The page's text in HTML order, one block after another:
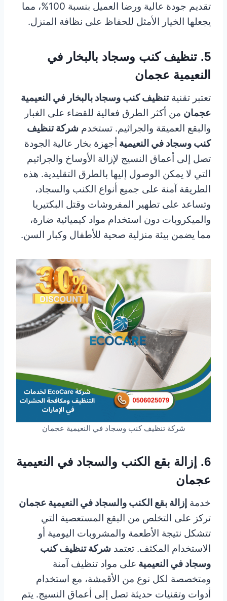
تقديم جودة عالية ورضا العميل بنسبة 100%، مما
يجعلها الخيار الأمثل للحفاظ على نظافة المنزل.
5. تنظيف كنب وسجاد بالبخار في
النعيمية عجمان
تعتبر تقنيةتنظيف كنب وسجاد بالبخار في النعيمية
عجمان من أكثر الطرق فعالية للقضاء على الغبار
والبقع العميقة والجراثيم. تستخدم شركة تنظيف
كنب وسجاد في النعيمية أجهزة بخار عالية الجودة
تصل إلى أعماق النسيج لإزالة الأوساخ والجراثيم
التي لا يمكن الوصول إليها بالطرق التقليدية. هذه
الطريقة آمنة على جميع أنواع الكنب والسجاد،
وتساعد على تطهير المفروشات وقتل البكتيريا
والميكروبات دون استخدام مواد كيميائية ضارة،
مما يضمن بيئة منزلية صحية للأطفال وكبار السن.
شركة تنظيف كنب وسجاد في النعيمية عجمان
6. إزالة بقع الكنب والسجاد في النعيمية
عجمان
خدمة إزالة بقع الكنب والسجاد في النعيمية عجمان
تركز على التخلص من البقع المستعصية التي
تتشكل نتيجة الأطعمة والمشروبات اليومية أو
الاستخدام المكثف. تعتمد شركة تنظيف كنب
وسجاد في النعيمية على مواد تنظيف آمنة
ومتخصصة لكل نوع من الأقمشة، مع استخدام
أدوات وتقنيات حديثة تصل إلى أعماق النسيج. يتم